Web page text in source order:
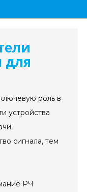
роль в
устройства
сигнала, тем
РЧ